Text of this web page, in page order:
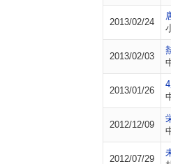
2013/02/24
2013/02/03
2013/01/26
2012/12/09
2012/07/29